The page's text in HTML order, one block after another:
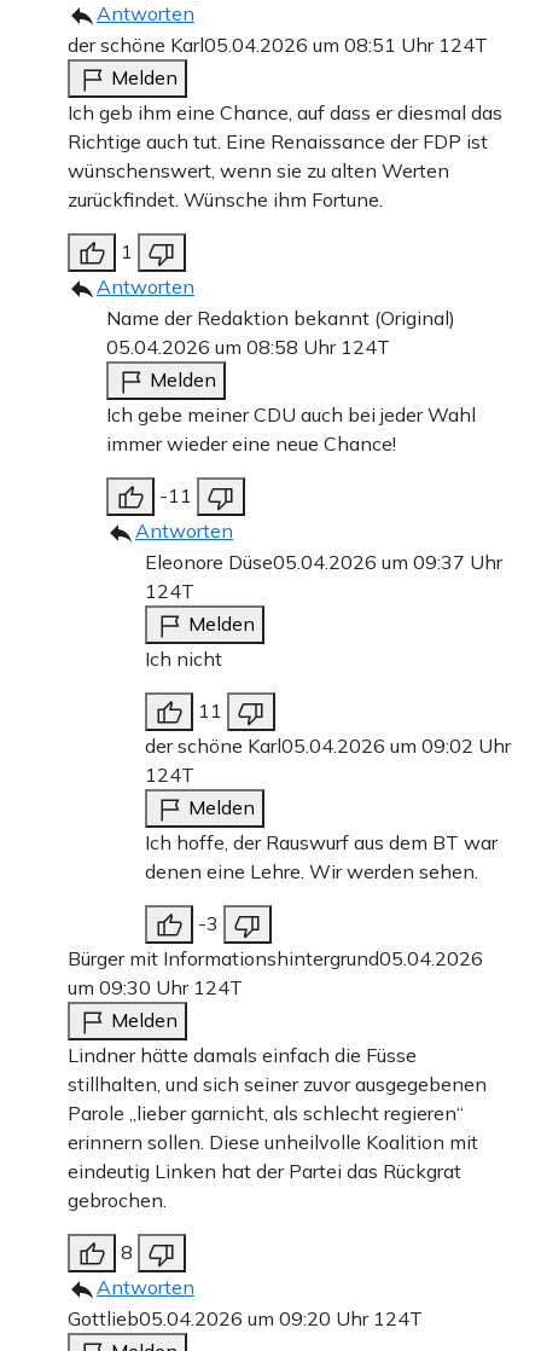
Antworten
der schöne Karl05.04.2026 um 08:51 Uhr 124T
Melden
Ich geb ihm eine Chance, auf dass er diesmal das
Richtige auch tut. Eine Renaissance der FDP ist
wünschenswert, wenn sie zu alten Werten
zurückfindet. Wünsche ihm Fortune.
1
Antworten
Name der Redaktion bekannt (Original)
05.04.2026 um 08:58 Uhr 124T
Melden
Ich gebe meiner CDU auch bei jeder Wahl
immer wieder eine neue Chance!
-11
Antworten
Eleonore Düse05.04.2026 um 09:37 Uhr
124T
Melden
Ich nicht
11
der schöne Karl05.04.2026 um 09:02 Uhr
124T
Melden
Ich hoffe, der Rauswurf aus dem BT war
denen eine Lehre. Wir werden sehen.
-3
Bürger mit Informationshintergrund05.04.2026
um 09:30 Uhr 124T
Melden
Lindner hätte damals einfach die Füsse
stillhalten, und sich seiner zuvor ausgegebenen
Parole „lieber garnicht, als schlecht regieren“
erinnern sollen. Diese unheilvolle Koalition mit
eindeutig Linken hat der Partei das Rückgrat
gebrochen.
8
Antworten
Gottlieb05.04.2026 um 09:20 Uhr 124T